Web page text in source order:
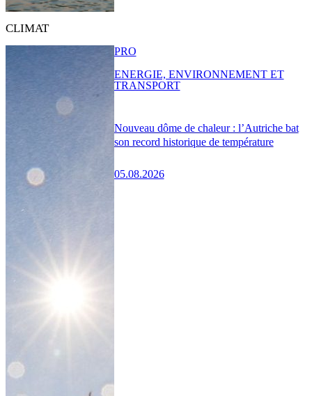
CLIMAT
Nouveau dôme de chaleur : l’Autriche bat
son record historique de température
05.08.2026
PRO
ENERGIE, ENVIRONNEMENT ET
TRANSPORT